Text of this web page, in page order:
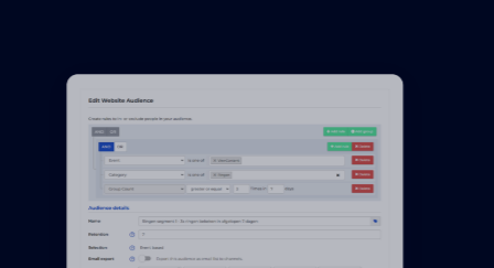
die hun verwachtingen overtreft.